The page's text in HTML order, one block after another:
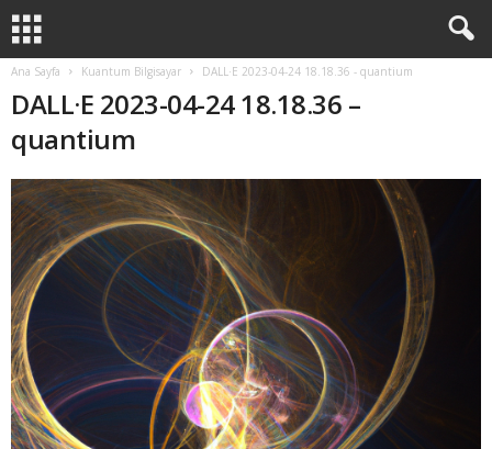
Ana Sayfa Kuantum Bilgisayar DALL·E 2023-04-24 18.18.36 - quantium
DALL·E 2023-04-24 18.18.36 –
quantium